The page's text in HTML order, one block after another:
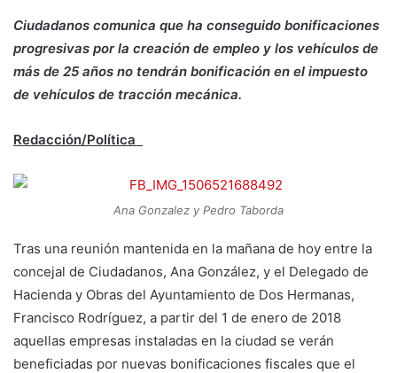
Ciudadanos comunica que ha conseguido bonificaciones
progresivas por la creación de empleo y los vehículos de
más de 25 años no tendrán bonificación en el impuesto
de vehículos de tracción mecánica.
Redacción/Política
Ana Gonzalez y Pedro Taborda
Tras una reunión mantenida en la mañana de hoy entre la
concejal de Ciudadanos, Ana González, y el Delegado de
Hacienda y Obras del Ayuntamiento de Dos Hermanas,
Francisco Rodríguez, a partir del 1 de enero de 2018
aquellas empresas instaladas en la ciudad se verán
beneficiadas por nuevas bonificaciones fiscales que el